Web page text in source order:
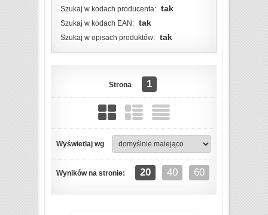
Szukaj w kodach producenta: tak
Szukaj w kodach EAN: tak
Szukaj w opisach produktów: tak
Strona 1
Wyświetlaj wg
Wyników na stronie: 20 40 60
ZOBACZ SZCZEGÓŁY